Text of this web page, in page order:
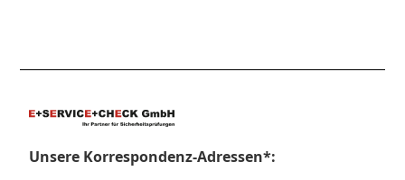
Unsere Korrespondenz-Adressen*: